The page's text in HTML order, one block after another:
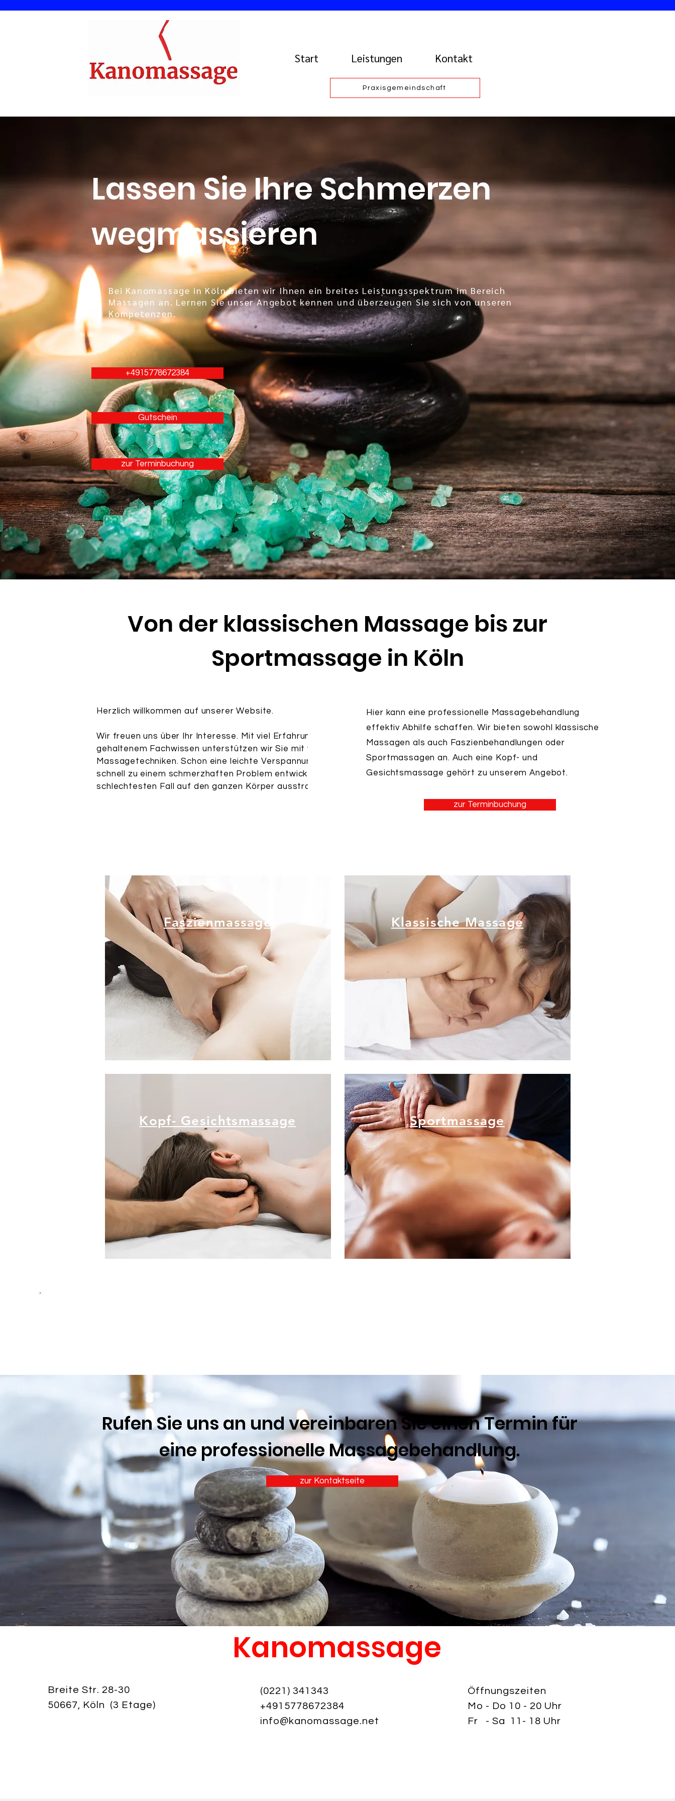
Start Leistungen Kontakt
Praxisgemeindschaft
Lassen Sie Ihre Schmerzen
wegmassieren
Bei Kanomassage in Köln bieten wir Ihnen ein breites Leistungsspektrum im Bereich
Massagen an. Lernen Sie unser Angebot kennen und überzeugen Sie sich von unseren
Kompetenzen.
+4915778672384
Gutschein
zur Terminbuchung
Herzlich willkommen auf unserer Website.
Wir freuen uns über Ihr Interesse. Mit viel Erfahrung und aktuell
gehaltenem Fachwissen unterstützen wir Sie mit verschiedenen
Massagetechniken. Schon eine leichte Verspannung kann sich
schnell zu einem schmerzhaften Problem entwickeln, das im
schlechtesten Fall auf den ganzen Körper ausstrahlt.
Hier kann eine professionelle Massagebehandlung
effektiv Abhilfe schaffen. Wir bieten sowohl klassische
Massagen als auch Faszienbehandlungen oder
Sportmassagen an. Auch eine Kopf- und
Gesichtsmassage gehört zu unserem Angebot.
zur Terminbuchung
Von der klassischen Massage bis zur
Sportmassage in Köln
Faszienmassage
Erfahren Sie mehr über die aktuell im Trend
liegende Faszienmassage
Kopf- Gesichtsmassage
Genießen Sie die vollkommene Entspannung,
die eine Kopf- und Gesichtmassage auslösen
kann
Klassische Massage
Eine klassische Massage bleibt nach wie vor
eine bewährte Behandlung verschiedener
Beschwerden
Sportmassage
Nach einer Sportverletzung oder zur
Optimierung der allgemeinen
Leistungsfähigkeit ist eine Sportmassage die
richtig Wahl.
Rufen Sie uns an und vereinbaren Sie einen Termin für
eine professionelle Massagebehandlung.
zur Kontaktseite
Kanomassage
Breite Str. 28-30
50667, Köln (3 Etage)
(0221) 341343
+4915778672384
info@kanomassage.net
Öffnungszeiten
Mo - Do 10 - 20 Uhr
Fr - Sa 11- 18 Uhr